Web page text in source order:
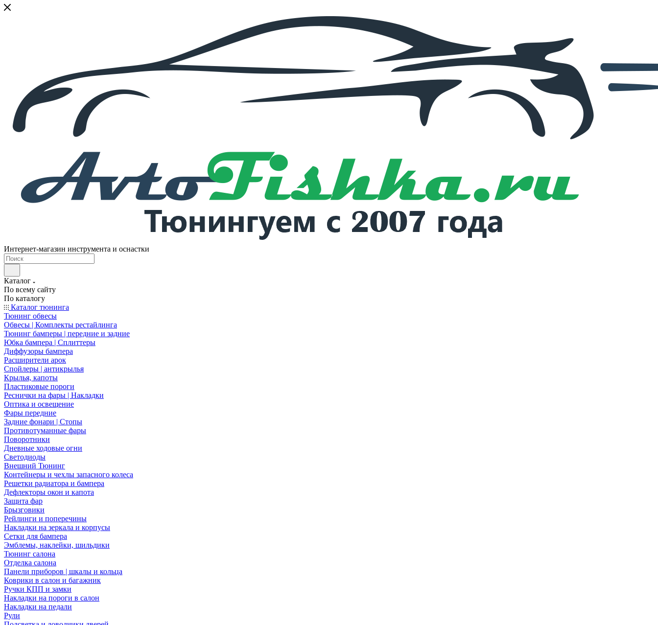
Интернет-магазин инструмента и оснастки
Каталог
По всему сайту
По каталогу
Каталог тюнинга
Тюнинг обвесы
Обвесы | Комплекты рестайлинга
Тюнинг бамперы | передние и задние
Юбка бампера | Сплиттеры
Диффузоры бампера
Расширители арок
Спойлеры | антикрылья
Крылья, капоты
Пластиковые пороги
Реснички на фары | Накладки
Оптика и освещение
Фары передние
Задние фонари | Стопы
Противотуманные фары
Поворотники
Дневные ходовые огни
Светодиоды
Внешний Тюнинг
Контейнеры и чехлы запасного колеса
Решетки радиатора и бампера
Дефлекторы окон и капота
Защита фар
Брызговики
Рейлинги и поперечины
Накладки на зеркала и корпусы
Сетки для бампера
Эмблемы, наклейки, шильдики
Тюнинг салона
Отделка салона
Панели приборов | шкалы и кольца
Коврики в салон и багажник
Ручки КПП и замки
Накладки на пороги в салон
Накладки на педали
Рули